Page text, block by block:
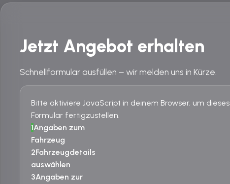
Jetzt Angebot erhalten
Schnellformular ausfüllen – wir melden uns in Kürze.
Bitte aktiviere JavaScript in deinem Browser, um dieses
Formular fertigzustellen.
1Angaben zum
Fahrzeug
2Fahrzeugdetails
auswählen
3Angaben zur